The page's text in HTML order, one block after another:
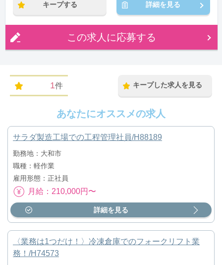
キープする 詳細を見る
この求人に応募する
1件 キープした求人を見る
あなたにオススメの求人
サラダ製造工場での工程管理社員/H88189
勤務地：大和市
職種：軽作業
雇用形態：正社員
月給：210,000円〜
詳細を見る
〈業務は1つだけ！〉冷凍倉庫でのフォークリフト業
務！/H74573